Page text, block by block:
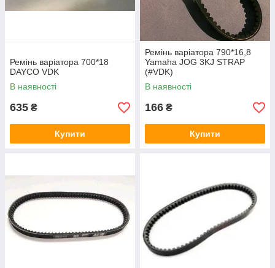
Ремінь варіатора 700*18
DAYCO VDK
В наявності
635 ₴
Купити
Ремінь варіатора 790*16,8
Yamaha JOG 3KJ STRAP
(#VDK)
В наявності
166 ₴
Купити